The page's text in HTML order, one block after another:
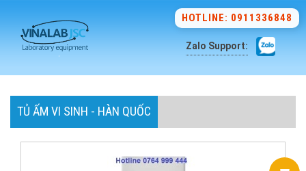
HOTLINE: 0911336848
Zalo Support:
TỦ ẤM VI SINH - HÀN QUỐC